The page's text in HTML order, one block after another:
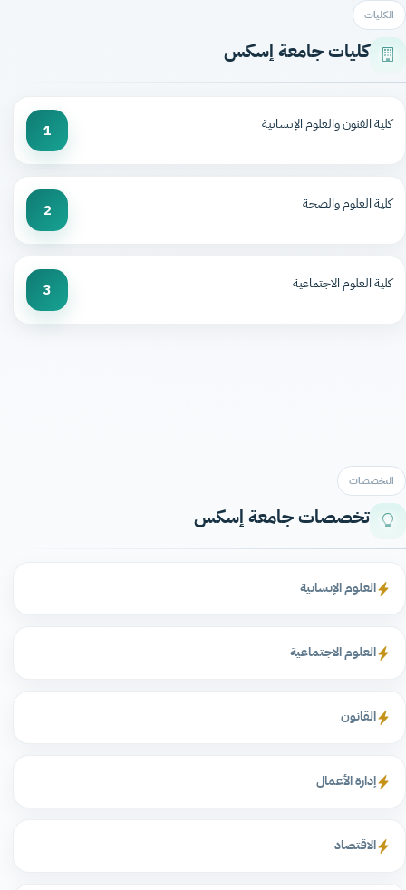
الكليات
كليات جامعة إسكس
كلية الفنون والعلوم الإنسانية 1
كلية العلوم والصحة 2
كلية العلوم الاجتماعية 3
التخصصات
تخصصات جامعة إسكس
العلوم الإنسانية
العلوم الاجتماعية
القانون
إدارة الأعمال
الاقتصاد